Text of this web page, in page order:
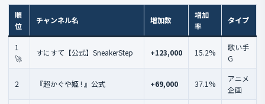
順
位
チャンネル名 増加数
増加
率
タイプ
1
🚀
すにすて【公式】SneakerStep +123,000 15.2%
歌い手
G
2 『超かぐや姫 ! 』公式 +69,000 37.1%
アニメ
企画